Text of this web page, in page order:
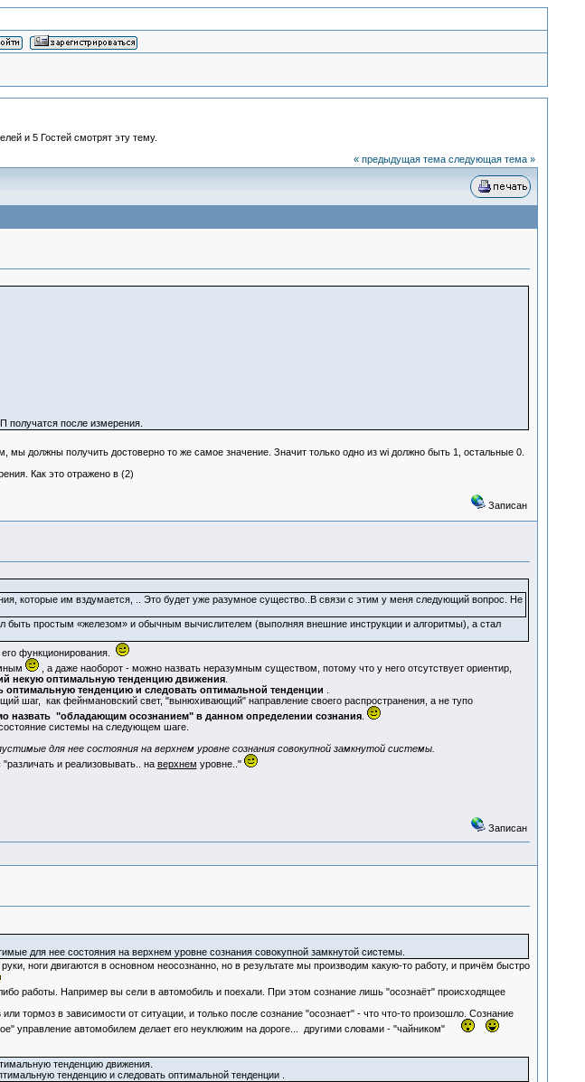
и 5 Гостей смотрят эту тему.
« предыдущая тема следующая тема »
получатся после измерения.
должны получить достоверно то же самое значение. Значит только одно из wi должно быть 1, остальные 0.
Как это отражено в (2)
Записан
которые им вздумается, .. Это будет уже разумное существо..В связи с этим у меня следующий вопрос. Не
быть простым «железом» и обычным вычислителем (выполняя внешние инструкции и алгоритмы), а стал
функционирования.
, а даже наоборот - можно назвать неразумным существом, потому что у него отсутствует ориентир,
некую оптимальную тенденцию движения.
оптимальную тенденцию и следовать оптимальной тенденции
шаг, как фейнмановский свет, "вынюхивающий" направление своего распространения, а не тупо
назвать "обладающим осознанием" в данном определении сознания.
системы на следующем шаге.
для нее состояния на верхнем уровне сознания совокупной замкнутой системы.
и реализовывать.. на верхнем уровне.."
Записан
для нее состояния на верхнем уровне сознания совокупной замкнутой системы.
ноги двигаются в основном неосознанно, но в результате мы производим какую-то работу, и причём быстро
работы. Например вы сели в автомобиль и поехали. При этом сознание лишь "осознаёт" происходящее
тормоз в зависимости от ситуации, и только после сознание "осознает" - что что-то произошло. Сознание
управление автомобилем делает его неуклюжим на дороге... другими словами - "чайником"
тенденцию движения.
тенденцию и следовать оптимальной тенденции .